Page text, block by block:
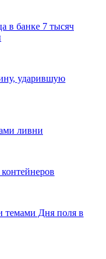
в банке 7 тысяч
ударившую
ливни
темами Дня поля в